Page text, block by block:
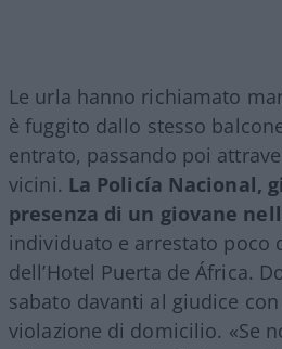
Le urla hanno richiamato
è fuggito dallo stesso
entrato, passando poi
vicini. La Policía Nacional,
presenza di un giovane
individuato e arrestato poco
dell’Hotel Puerta de África.
sabato davanti al giudice
violazione di domicilio. «Se